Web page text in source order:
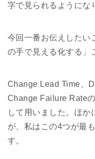
字で見られるようにな
今回一番お伝えしたい
の手で見える化する」
Change Lead Time、
Change Failure Rate
して用いました。ほか
が、私はこの4つが最
す。